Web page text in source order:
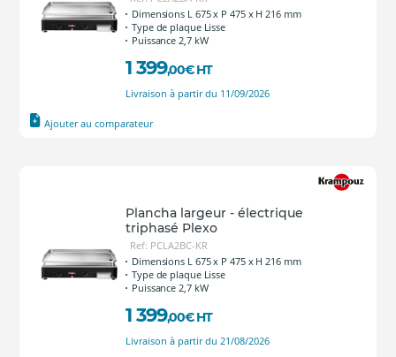
Dimensions L 675 x P 475 x H 216 mm
Type de plaque Lisse
Puissance 2,7 kW
1 399,00€ HT
Livraison à partir du 11/09/2026
Ajouter au comparateur
Plancha largeur - électrique
triphasé Plexo
Ref: PCLA2BC-KR
Dimensions L 675 x P 475 x H 216 mm
Type de plaque Lisse
Puissance 2,7 kW
1 399,00€ HT
Livraison à partir du 21/08/2026